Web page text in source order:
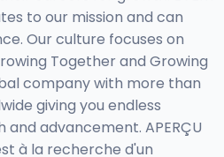
to our mission and can
Our culture focuses on
Together and Growing
company with more than
giving you endless
advancement. APERÇU
à la recherche d'un